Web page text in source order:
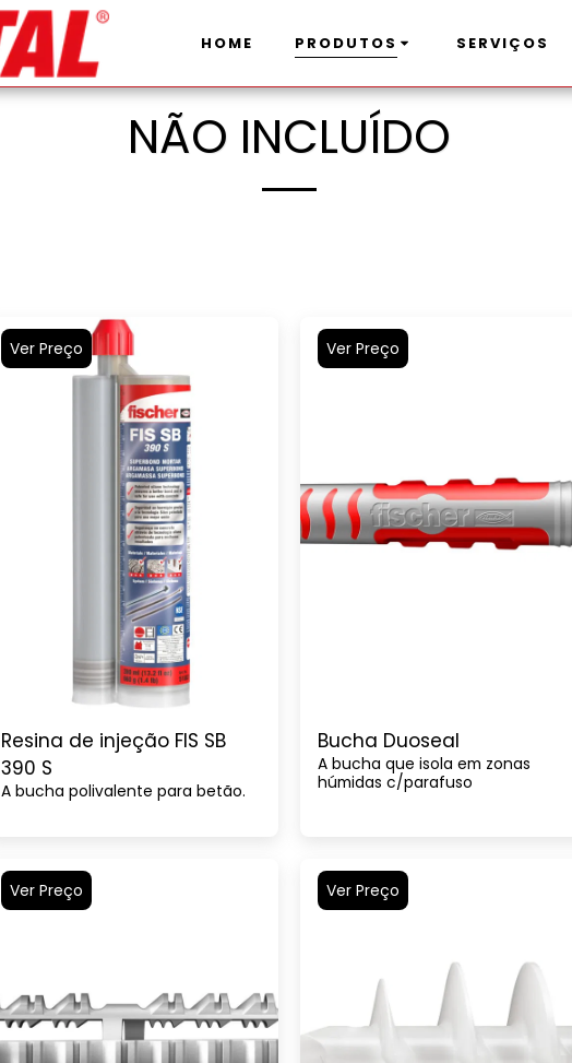
HOME PRODUTOS SERVIÇOS
NÃO INCLUÍDO
Ver Preço
Resina de injeção FIS SB
390 S
A bucha polivalente para betão.
Ver Preço
Bucha Duoseal
A bucha que isola em zonas
húmidas c/parafuso
Ver Preço Ver Preço